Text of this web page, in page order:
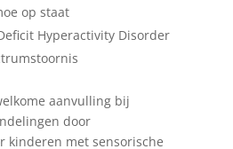
op staat
Hyperactivity Disorder
aanvulling bij
door
kinderen met sensorische